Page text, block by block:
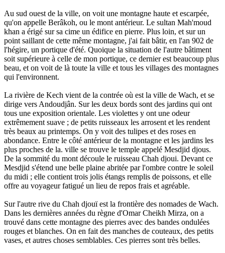
Au sud ouest de la ville, on voit une montagne haute et escarpée,
qu'on appelle Berâkoh, ou le mont antérieur. Le sultan Mah'moud
khan a érigé sur sa cime un édifice en pierre. Plus loin, et sur un
point saillant de cette même montagne, j'ai fait bâtir, en l'an 902 de
l'hégire, un portique d'été. Quoique la situation de l'autre bâtiment
soit supérieure à celle de mon portique, ce dernier est beaucoup plus
beau, et on voit de là toute la ville et tous les villages des montagnes
qui l'environnent.
La rivière de Kech vient de la contrée où est la ville de Wach, et se
dirige vers Andoudjân. Sur les deux bords sont des jardins qui ont
tous une exposition orientale. Les violettes y ont une odeur
extrêmement suave ; de petits ruisseaux les arrosent et les rendent
très beaux au printemps. On y voit des tulipes et des roses en
abondance. Entre le côté antérieur de la montagne et les jardins les
plus proches de la. ville se trouve le temple appelé Mesdjid djous.
De la sommité du mont découle le ruisseau Chah djoui. Devant ce
Mesdjid s'étend une belle plaine abritée par l'ombre contre le soleil
du midi ; elle contient trois jolis étangs remplis de poissons, et elle
offre au voyageur fatigué un lieu de repos frais et agréable.
Sur l'autre rive du Chah djouï est la frontière des nomades de Wach.
Dans les dernières années du règne d'Omar Cheikh Mirza, on a
trouvé dans cette montagne des pierres avec des bandes ondulées
rouges et blanches. On en fait des manches de couteaux, des petits
vases, et autres choses semblables. Ces pierres sont très belles.